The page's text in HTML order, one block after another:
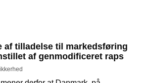
af tilladelse til markedsføring
af genmodificeret raps